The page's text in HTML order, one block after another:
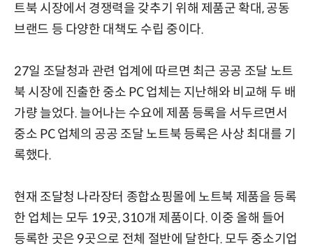
트북 시장에서 경쟁력을 갖추기 위해 제품군 확대, 공동
브랜드 등 다양한 대책도 수립 중이다.
27일 조달청과 관련 업계에 따르면 최근 공공 조달 노트
북 시장에 진출한 중소 PC 업체는 지난해와 비교해 두 배
가량 늘었다. 늘어나는 수요에 제품 등록을 서두르면서
중소 PC 업체의 공공 조달 노트북 등록은 사상 최대를 기
록했다.
현재 조달청 나라장터 종합쇼핑몰에 노트북 제품을 등록
한 업체는 모두 19곳, 310개 제품이다. 이중 올해 들어
등록한 곳은 9곳으로 전체 절반에 달한다. 모두 중소기업